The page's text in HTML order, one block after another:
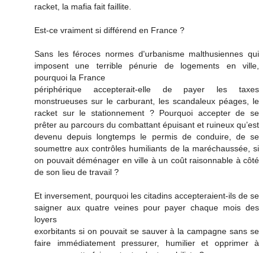
racket, la mafia fait faillite.
Est-ce vraiment si différend en France ?
Sans les féroces normes d'urbanisme malthusiennes qui
imposent une terrible pénurie de logements en ville,
pourquoi la France
périphérique accepterait-elle de payer les taxes
monstrueuses sur le carburant, les scandaleux péages, le
racket sur le stationnement ? Pourquoi accepter de se
prêter au parcours du combattant épuisant et ruineux qu’est
devenu depuis longtemps le permis de conduire, de se
soumettre aux contrôles humiliants de la maréchaussée, si
on pouvait déménager en ville à un coût raisonnable à côté
de son lieu de travail ?
Et inversement, pourquoi les citadins accepteraient-ils de se
saigner aux quatre veines pour payer chaque mois des
loyers
exorbitants si on pouvait se sauver à la campagne sans se
faire immédiatement pressurer, humilier et opprimer à